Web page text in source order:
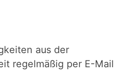
aus der
regelmäßig per E-Mail